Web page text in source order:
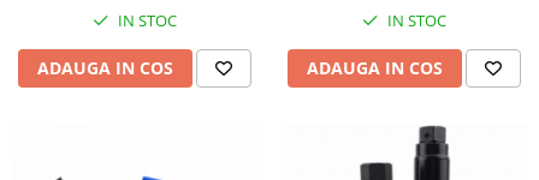
Reparat filete
Scule camioane
Scule diverse mecanica
IN STOC
ADAUGA IN COS
IN STOC
ADAUGA IN COS